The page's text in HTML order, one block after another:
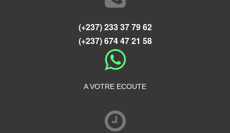
(+237) 233 37 79 62
(+237) 674 47 21 58
A VOTRE ECOUTE